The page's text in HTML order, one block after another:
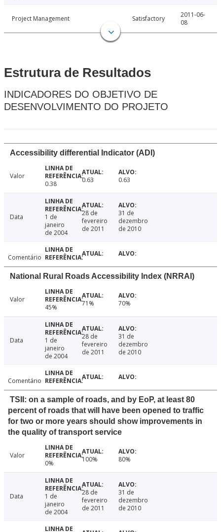
Project Management Satisfactory
2011-06-
08
Estrutura de Resultados
INDICADORES DO OBJETIVO DE
DESENVOLVIMENTO DO PROJETO
Accessibility differential Indicator (ADI)
Valor
0.38
0.63 0.63
Data
1 de
janeiro
de 2004
28 de
fevereiro
de 2011
31 de
dezembro
de 2010
Comentário
National Rural Roads Accessibility Index (NRRAI)
Valor
45%
71% 70%
Data
1 de
janeiro
de 2004
28 de
fevereiro
de 2011
31 de
dezembro
de 2010
Comentário
TSII: on a sample of roads, and by EoP, at least 80
percent of roads that will have been opened to traffic
for two or more years should show improvements in
the quality of transport service
Valor
0%
100% 80%
Data
1 de
janeiro
de 2004
28 de
fevereiro
de 2011
31 de
dezembro
de 2010